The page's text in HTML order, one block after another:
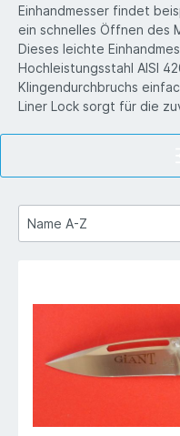
Einhandmesser findet
ein schnelles Öffnen des
Dieses leichte
Hochleistungsstahl AISI
Klingendurchbruchs
Liner Lock sorgt für die